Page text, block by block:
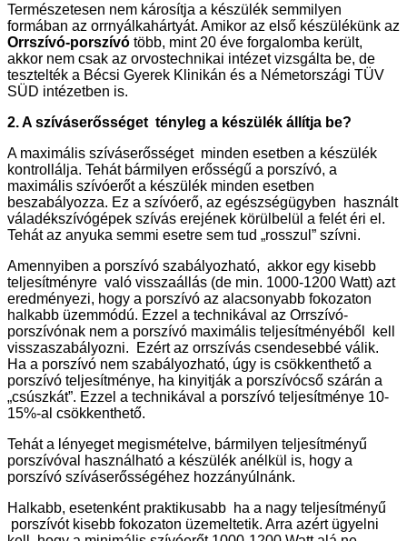
Természetesen nem károsítja a készülék semmilyen
formában az orrnyálkahártyát. Amikor az első készülékünk az
Orrszívó-porszívó több, mint 20 éve forgalomba került,
akkor nem csak az orvostechnikai intézet vizsgálta be, de
tesztelték a Bécsi Gyerek Klinikán és a Németországi TÜV
SÜD intézetben is.
2. A szíváserősséget tényleg a készülék állítja be?
A maximális szíváserősséget minden esetben a készülék
kontrollálja. Tehát bármilyen erősségű a porszívó, a
maximális szívóerőt a készülék minden esetben
beszabályozza. Ez a szívóerő, az egészségügyben használt
váladékszívógépek szívás erejének körülbelül a felét éri el.
Tehát az anyuka semmi esetre sem tud „rosszul” szívni.
Amennyiben a porszívó szabályozható, akkor egy kisebb
teljesítményre való visszaállás (de min. 1000-1200 Watt) azt
eredményezi, hogy a porszívó az alacsonyabb fokozaton
halkabb üzemmódú. Ezzel a technikával az Orrszívó-
porszívónak nem a porszívó maximális teljesítményéből kell
visszaszabályozni. Ezért az orrszívás csendesebbé válik.
Ha a porszívó nem szabályozható, úgy is csökkenthető a
porszívó teljesítménye, ha kinyitják a porszívócső szárán a
„csúszkát”. Ezzel a technikával a porszívó teljesítménye 10-
15%-al csökkenthető.
Tehát a lényeget megismételve, bármilyen teljesítményű
porszívóval használható a készülék anélkül is, hogy a
porszívó szíváserősségéhez hozzányúlnánk.
Halkabb, esetenként praktikusabb ha a nagy teljesítményű
porszívót kisebb fokozaton üzemeltetik. Arra azért ügyelni